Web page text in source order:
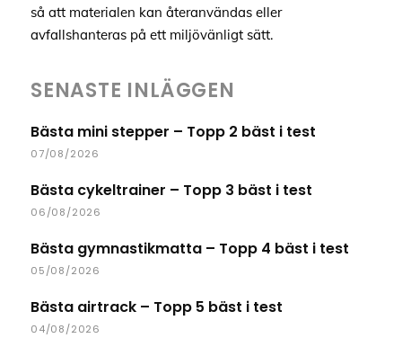
så att materialen kan återanvändas eller
avfallshanteras på ett miljövänligt sätt.
SENASTE INLÄGGEN
Bästa mini stepper – Topp 2 bäst i test
07/08/2026
Bästa cykeltrainer – Topp 3 bäst i test
06/08/2026
Bästa gymnastikmatta – Topp 4 bäst i test
05/08/2026
Bästa airtrack – Topp 5 bäst i test
04/08/2026